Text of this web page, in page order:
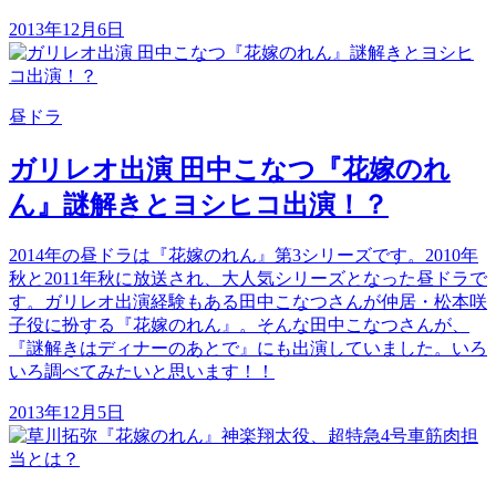
2013年12月6日
昼ドラ
ガリレオ出演 田中こなつ『花嫁のれ
ん』謎解きとヨシヒコ出演！？
2014年の昼ドラは『花嫁のれん』第3シリーズです。2010年
秋と2011年秋に放送され、大人気シリーズとなった昼ドラで
す。ガリレオ出演経験もある田中こなつさんが仲居・松本咲
子役に扮する『花嫁のれん』。そんな田中こなつさんが、
『謎解きはディナーのあとで』にも出演していました。いろ
いろ調べてみたいと思います！！
2013年12月5日